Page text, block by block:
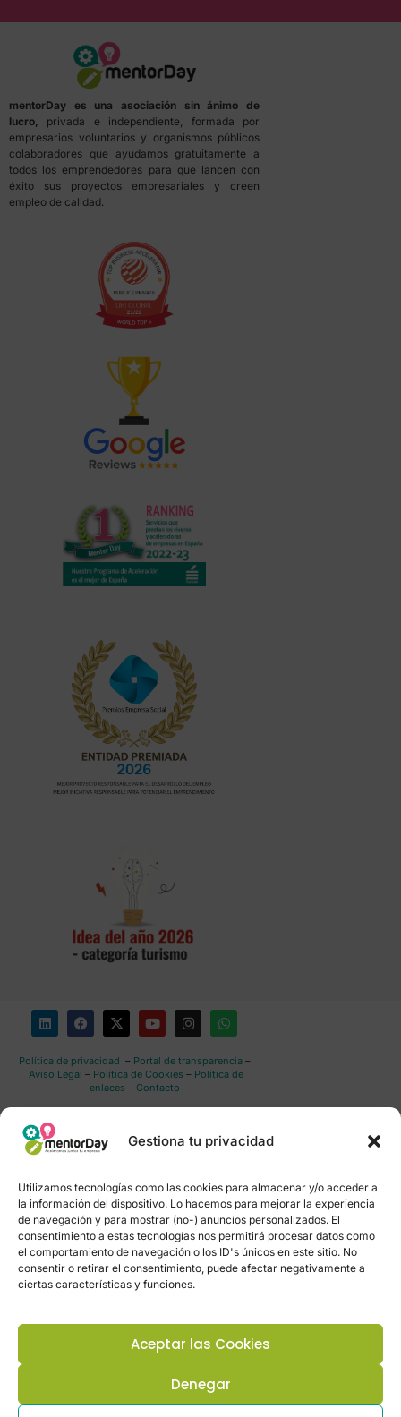
Gestiona tu privacidad
Utilizamos tecnologías como las cookies para almacenar y/o acceder a
la información del dispositivo. Lo hacemos para mejorar la experiencia
de navegación y para mostrar (no-) anuncios personalizados. El
consentimiento a estas tecnologías nos permitirá procesar datos como
el comportamiento de navegación o los ID's únicos en este sitio. No
consentir o retirar el consentimiento, puede afectar negativamente a
ciertas características y funciones.
Aceptar las Cookies
Denegar
mentorDay es una asociación sin ánimo de
lucro, privada e independiente, formada por
empresarios voluntarios y organismos públicos
colaboradores que ayudamos gratuitamente a
todos los emprendedores para que lancen con
éxito sus proyectos empresariales y creen
empleo de calidad.
Política de privacidad – Portal de transparencia–
Aviso Legal – Política de Cookies – Política de
enlaces – Contacto